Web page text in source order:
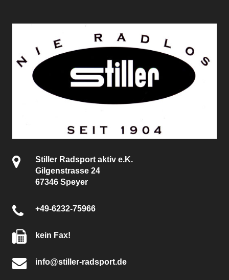
Stiller Radsport aktiv e.K.
Gilgenstrasse 24
67346 Speyer
+49-6232-75966
kein Fax!
info@stiller-radsport.de